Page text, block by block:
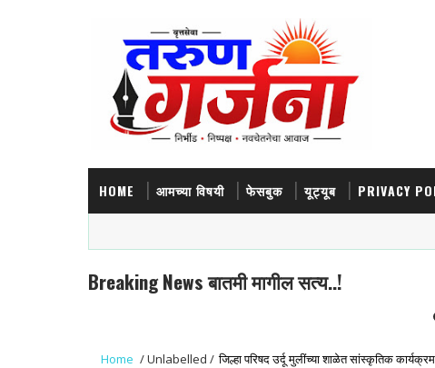
HOME आमच्या विषयी फेसबुक यूट्यूब PRIVACY
Breaking News बातमी मागील सत्य..!
Home /Unlabelled / जिल्हा परिषद उर्दू मुलींच्या शाळेत सांस्कृतिक